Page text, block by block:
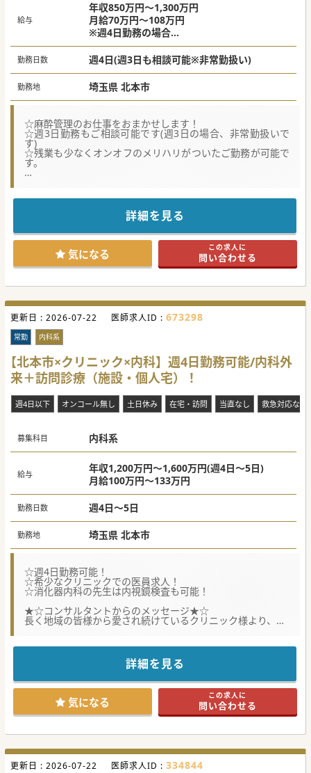
給与
年収850万円～1,300万円
月給70万円～108万円
※週4日勤務の場合
※ご経験やスキルにより決定
勤務日数 週4日(週3日も相談可能※非常勤扱い)
勤務地 埼玉県 北本市
☆麻酔管理のお仕事をおまかせします！
☆週3日勤務もご相談可能です(週3日の場合、非常勤扱いで
す)
☆残業も少なくオンオフのメリハリがついたご勤務が可能で
す。
も可能な為、
大学病院と一般病院の良いとこどりと言っても良い医療機関
#秋入職可
詳細を見る
気になる この求人に
問い合わせる
更新日 : 2026-07-22 医師求人ID : 673298
常勤 内科系
【北本市×クリニック×内科】週4日勤務可能/内科外
来＋訪問診療（施設・個人宅）！
週4日以下 オンコール無し 土日休み 在宅・訪問 当直なし 救急対応なし
募集科目 内科系
給与
年収1,200万円～1,600万円(週4日～5日)
月給100万円～133万円
勤務日数 週4日～5日
勤務地 埼玉県 北本市
☆週4日勤務可能！
☆希少なクリニックでの医員求人！
☆消化器内科の先生は内視鏡検査も可能！
★☆コンサルタントからのメッセージ★☆
長く地域の皆様から愛され続けているクリニック様より、
内科外来＋訪問診療の求人をお預かりしました。
けください。
#秋入職可
詳細を見る
気になる この求人に
問い合わせる
更新日 : 2026-07-22 医師求人ID : 334844